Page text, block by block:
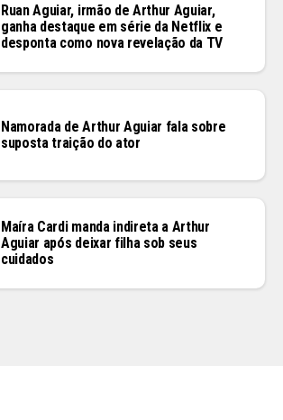
Ruan Aguiar, irmão de Arthur Aguiar,
ganha destaque em série da Netflix e
desponta como nova revelação da TV
Namorada de Arthur Aguiar fala sobre
suposta traição do ator
Maíra Cardi manda indireta a Arthur
Aguiar após deixar filha sob seus
cuidados